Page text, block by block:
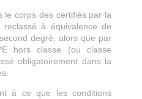
le corps des certifiés par la
à équivalence de
degré, alors que par
hors classe (ou classe
obligatoirement dans la
à ce que les conditions